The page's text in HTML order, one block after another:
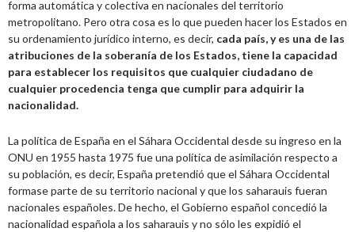
forma automática y colectiva en nacionales del territorio
metropolitano. Pero otra cosa es lo que pueden hacer los Estados en
su ordenamiento jurídico interno, es decir, cada país, y es una de las
atribuciones de la soberanía de los Estados, tiene la capacidad
para establecer los requisitos que cualquier ciudadano de
cualquier procedencia tenga que cumplir para adquirir la
nacionalidad.
La política de España en el Sáhara Occidental desde su ingreso en la
ONU en 1955 hasta 1975 fue una política de asimilación respecto a
su población, es decir, España pretendió que el Sáhara Occidental
formase parte de su territorio nacional y que los saharauis fueran
nacionales españoles. De hecho, el Gobierno español concedió la
nacionalidad española a los saharauis y no sólo les expidió el